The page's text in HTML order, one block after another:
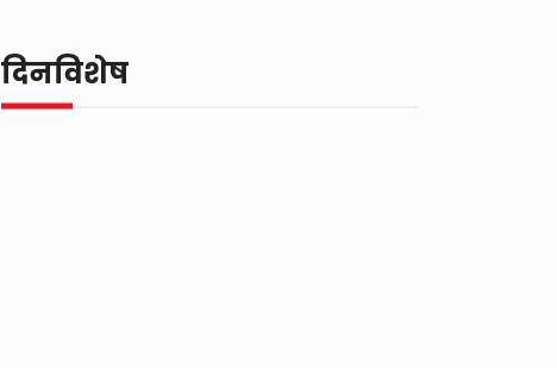
दिनविशेष